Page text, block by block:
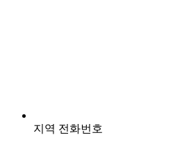
지역 전화번호